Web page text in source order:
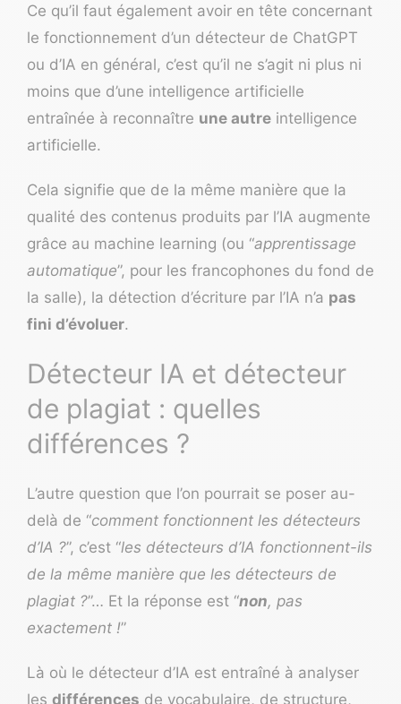
Ce qu’il faut également avoir en tête concernant
le fonctionnement d’un détecteur de ChatGPT
ou d’IA en général, c’est qu’il ne s’agit ni plus ni
moins que d’une intelligence artificielle
entraînée à reconnaître une autre intelligence
artificielle.
Cela signifie que de la même manière que la
qualité des contenus produits par l’IA augmente
grâce au machine learning (ou “apprentissage
automatique”, pour les francophones du fond de
la salle), la détection d’écriture par l’IA n’a pas
fini d’évoluer.
Détecteur IA et détecteur
de plagiat : quelles
différences ?
L’autre question que l’on pourrait se poser au-
delà de “comment fonctionnent les détecteurs
d’IA ?”, c’est “les détecteurs d’IA fonctionnent-ils
de la même manière que les détecteurs de
plagiat ?”… Et la réponse est “non, pas
exactement !”
Là où le détecteur d’IA est entraîné à analyser
les différences de vocabulaire, de structure,